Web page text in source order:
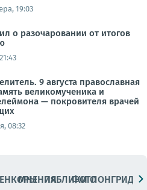
19:03
о разочаровании от итогов
9 августа православная
великомученика и
— покровителя врачей
08:32
МНЕНИЯПАБЛИКИ
ФОТОЛОНГРИДЫ